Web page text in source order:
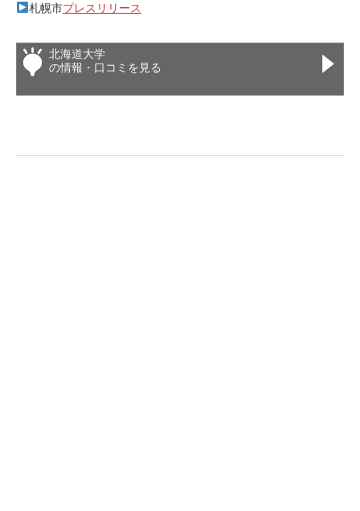
札幌市プレスリリース
北海道大学
の情報・口コミを見る